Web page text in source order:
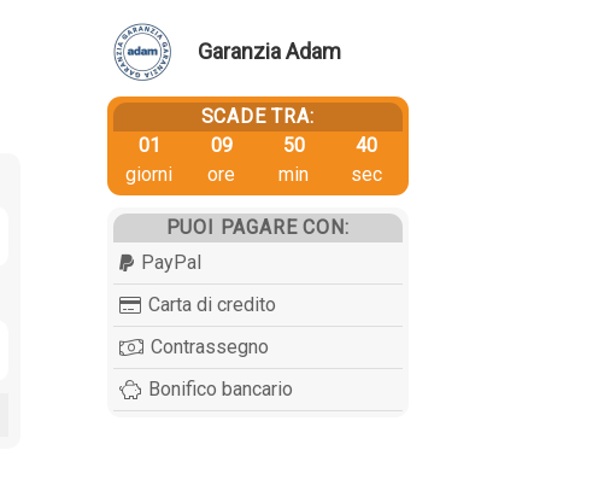
Garanzia Adam
SCADE TRA:
01
giorni
09
ore
50
min
39
sec
PUOI PAGARE CON:
PayPal
Carta di credito
Contrassegno
Bonifico bancario